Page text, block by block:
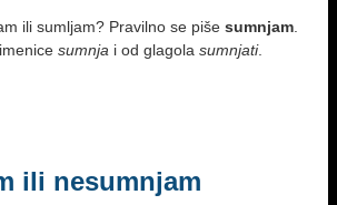
ili sumljam? Pravilno se piše sumnjam
sumnja i od glagola sumnjati.
ili nesumnjam